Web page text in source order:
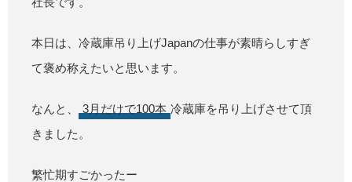
本日は、冷蔵庫吊り上げJapanの仕事が素晴らしすぎ
て褒め称えたいと思います。
なんと、 3月だけで100本 冷蔵庫を吊り上げさせて頂
きました。
繁忙期すごかったー